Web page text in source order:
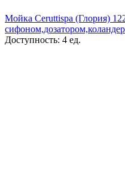
Мойка Ceruttispa (Глория)
Доступность: 4 ед.